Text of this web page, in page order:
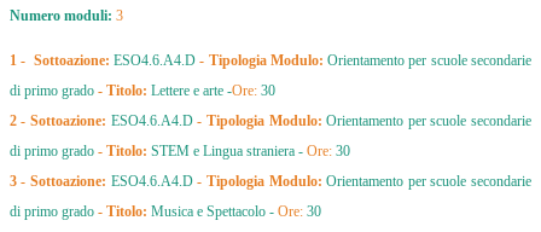
Numero moduli: 3
1 - Sottoazione:ESO4.6.A4.D - Tipologia Modulo: Orientamento per scuole secondarie
di primo grado - Titolo: Lettere e arte -Ore: 30
2 - Sottoazione: ESO4.6.A4.D - Tipologia Modulo: Orientamento per scuole secondarie
di primo grado - Titolo: STEM e Lingua straniera - Ore: 30
3 - Sottoazione: ESO4.6.A4.D- Tipologia Modulo: Orientamento per scuole secondarie
di primo grado - Titolo: Musica e Spettacolo - Ore: 30